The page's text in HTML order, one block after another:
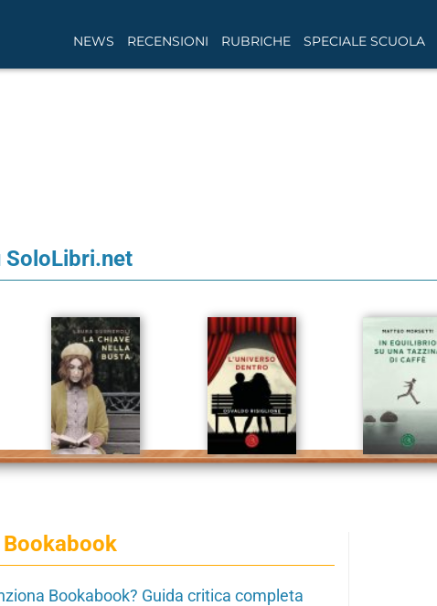
NEWS RECENSIONI RUBRICHE SPECIALE SCUOLA
Bookabook? Guida critica completa